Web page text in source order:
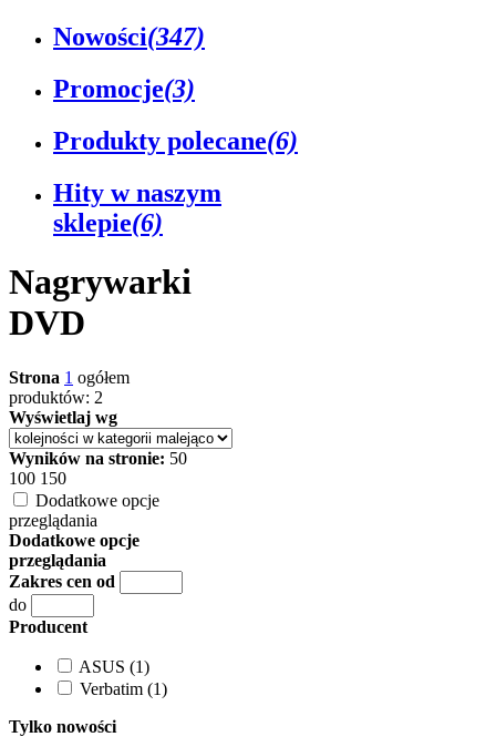
Nowości(347)
Promocje(3)
Produkty polecane(6)
Hity w naszym
sklepie(6)
Nagrywarki
DVD
Strona 1 ogółem
produktów: 2
Wyświetlaj wg
Wyników na stronie: 50
100 150
Dodatkowe opcje
przeglądania
Dodatkowe opcje
przeglądania
Zakres cen od
do
Producent
ASUS (1)
Verbatim (1)
Tylko nowości